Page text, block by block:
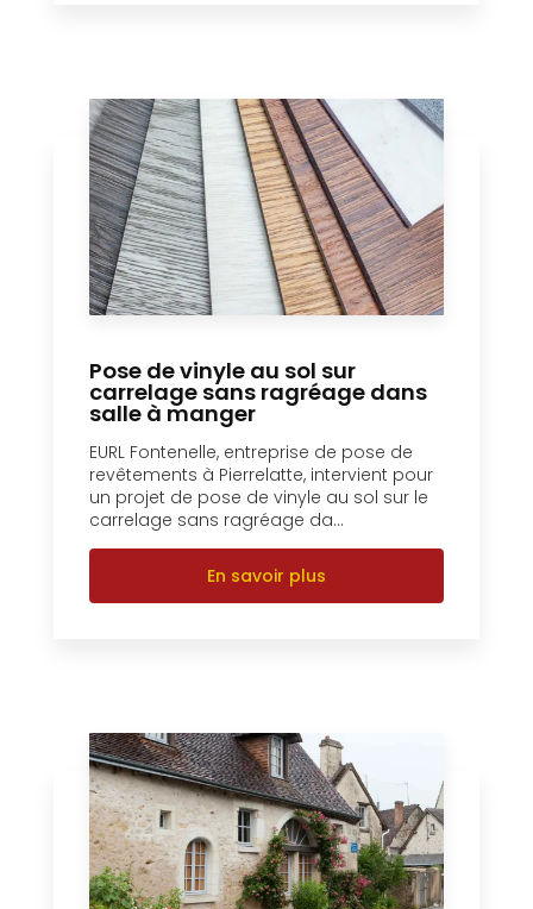
Pose de vinyle au sol sur
carrelage sans ragréage dans
salle à manger
EURL Fontenelle, entreprise de pose de
revêtements à Pierrelatte, intervient pour
un projet de pose de vinyle au sol sur le
carrelage sans ragréage da...
En savoir plus